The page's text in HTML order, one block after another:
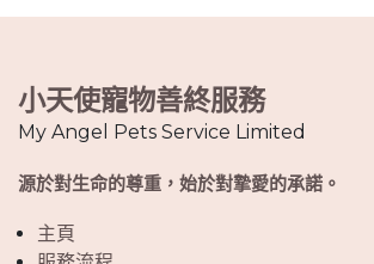
小天使寵物善終服務
My Angel Pets Service Limited
源於對生命的尊重，始於對摯愛的承諾。
主頁